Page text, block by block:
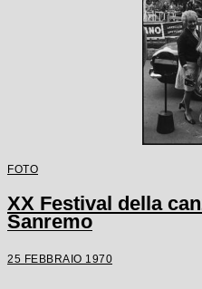
FOTO
XX Festival della
Sanremo
25 FEBBRAIO 1970